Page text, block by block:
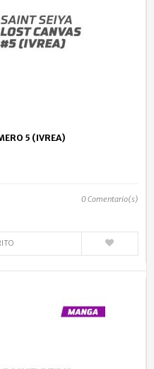
5 (IVREA)
0Comentario(s)